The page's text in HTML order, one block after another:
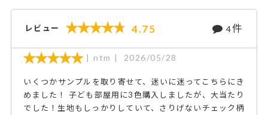
レビュー 4.75 4件
ntm 2026/05/28
いくつかサンプルを取り寄せて、迷いに迷ってこちらにき
めました！ 子ども部屋用に3色購入しましたが、大当たり
でした！生地もしっかりしていて、さりげないチェック柄